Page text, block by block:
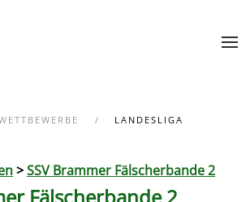
LANDESLIGA
>SSV Brammer Fälscherbande 2
Fälscherbande 2